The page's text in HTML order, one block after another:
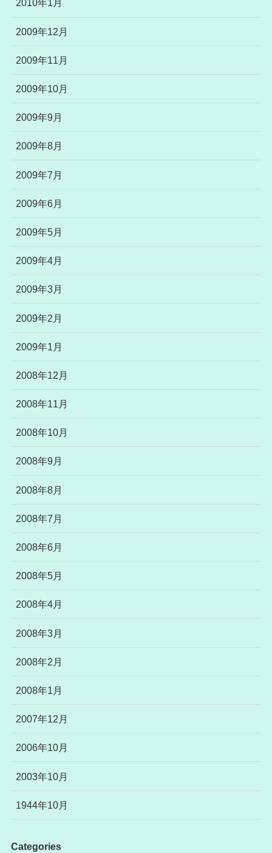
2010年1月
2009年12月
2009年11月
2009年10月
2009年9月
2009年8月
2009年7月
2009年6月
2009年5月
2009年4月
2009年3月
2009年2月
2009年1月
2008年12月
2008年11月
2008年10月
2008年9月
2008年8月
2008年7月
2008年6月
2008年5月
2008年4月
2008年3月
2008年2月
2008年1月
2007年12月
2006年10月
2003年10月
1944年10月
Categories